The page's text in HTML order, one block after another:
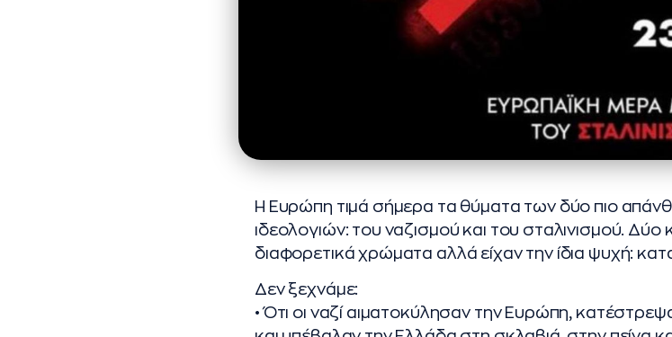
Η Ευρώπη τιμά σήμερα τα θύματα των δύο πιο
ιδεολογιών: του ναζισμού και του σταλινισμού.
διαφορετικά χρώματα αλλά είχαν την ίδια ψυχή:
Δεν ξεχνάμε:
• Ότι οι ναζί αιματοκύλησαν την Ευρώπη,